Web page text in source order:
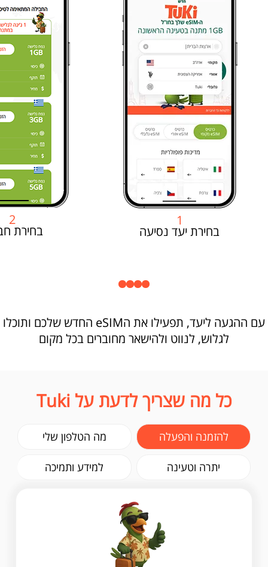
1
בחירת יעד נסיעה
2
בחירת
עם ההגעה ליעד, תפעילו את הeSIM החדש שלכם ותוכלו
לגלוש, לנווט ולהישאר מחוברים בכל מקום
כל מה שצריך לדעת על Tuki
להזמנה והפעלה מה הטלפון שלי
יתרה וטעינה למידע ותמיכה